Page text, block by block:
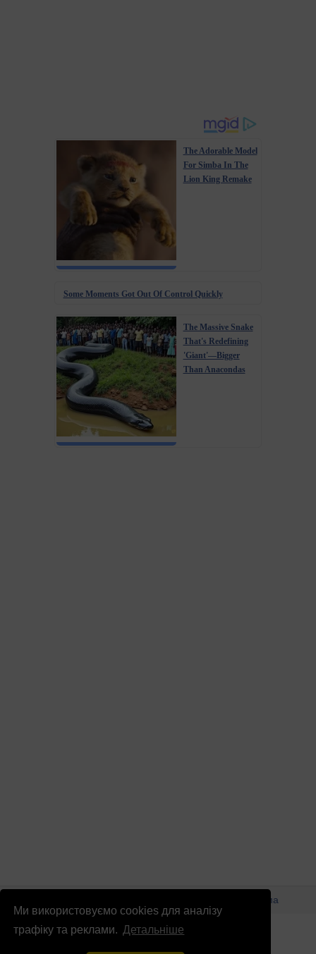
Ми використовуємо cookies для аналізу
трафіку та реклами. Детальніше
The Adorable Model
For Simba In The
Lion King Remake
Some Moments Got Out Of Control Quickly
The Massive Snake
That's Redefining
'Giant'—Bigger
Than Anacondas
Реклама
info@patrioty.org.ua